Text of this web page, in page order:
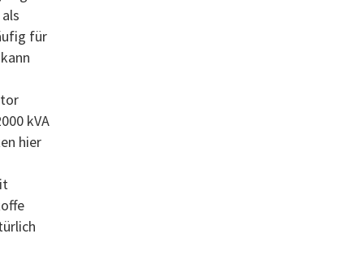
für
kVA
hier